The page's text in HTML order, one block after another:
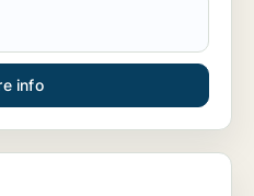
info
eller showroom til leje i